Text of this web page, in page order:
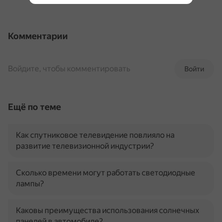
Комментарии
Войти
Войдите, чтобы комментировать
Ещё по теме
Как спутниковое телевидение повлияло на
развитие телевизионной индустрии?
Сколько времени могут работать светодиодные
лампы?
Каковы преимущества использования солнечных